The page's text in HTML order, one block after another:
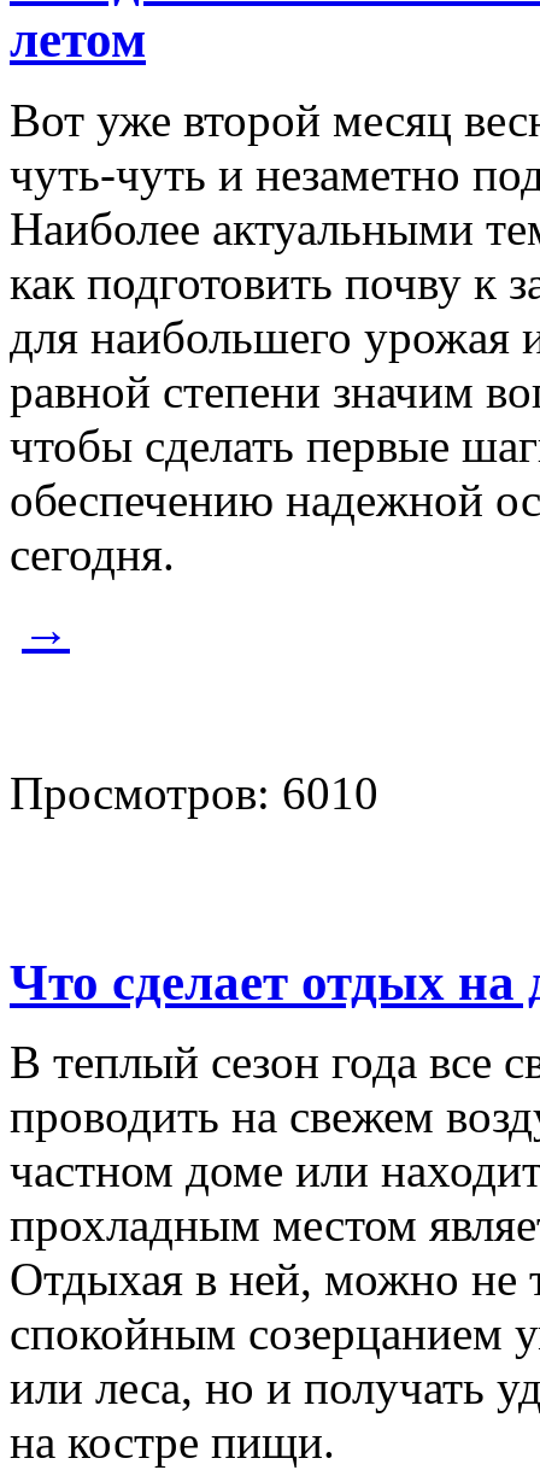
летом
Вот уже второй месяц
чуть-чуть и незаметно
Наиболее актуальными
как подготовить почву к
для наибольшего урожая
равной степени значим
чтобы сделать первые
обеспечению надежной
сегодня.
→
Просмотров: 6010
Что сделает отдых на
В теплый сезон года все
проводить на свежем
частном доме или
прохладным местом
Отдыхая в ней, можно не
спокойным созерцанием
или леса, но и получать
на костре пищи.